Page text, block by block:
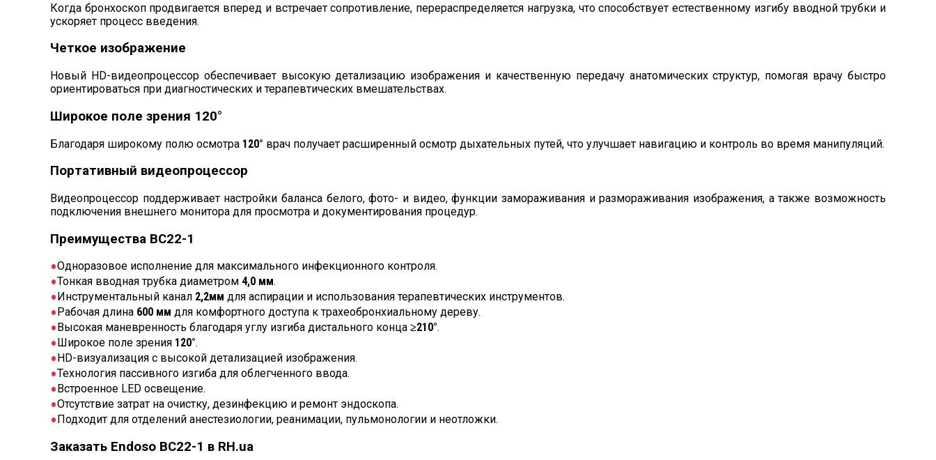
Когда бронхоскоп продвигается вперед и встречает сопротивление, перераспределяется нагрузка, что способствует естественному изгибу вводной трубки и
ускоряет процесс введения.
Четкое изображение
Новый HD-видеопроцессор обеспечивает высокую детализацию изображения и качественную передачу анатомических структур, помогая врачу быстро
ориентироваться при диагностических и терапевтических вмешательствах.
Широкое поле зрения 120°
Благодаря широкому полю осмотра 120° врач получает расширенный осмотр дыхательных путей, что улучшает навигацию и контроль во время манипуляций.
Портативный видеопроцессор
Видеопроцессор поддерживает настройки баланса белого, фото- и видео, функции замораживания и размораживания изображения, а также возможность
подключения внешнего монитора для просмотра и документирования процедур.
Преимущества BC22-1
Одноразовое исполнение для максимального инфекционного контроля.
Тонкая вводная трубка диаметром 4,0 мм.
Инструментальный канал 2,2мм для аспирации и использования терапевтических инструментов.
Рабочая длина 600 мм для комфортного доступа к трахеобронхиальному дереву.
Высокая маневренность благодаря углу изгиба дистального конца ≥210°.
Широкое поле зрения 120°.
HD-визуализация с высокой детализацией изображения.
Технология пассивного изгиба для облегченного ввода.
Встроенное LED освещение.
Отсутствие затрат на очистку, дезинфекцию и ремонт эндоскопа.
Подходит для отделений анестезиологии, реанимации, пульмонологии и неотложки.
Заказать Endoso BC22-1 в RH.ua